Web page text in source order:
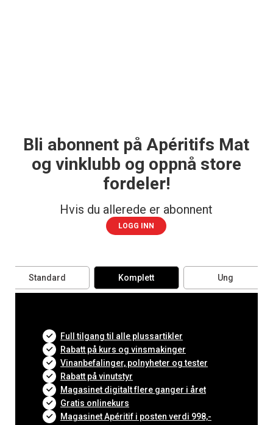
Bli abonnent på Apéritifs Mat
og vinklubb og oppnå store
fordeler!
Hvis du allerede er abonnent
LOGG INN
Standard Komplett Ung
Full tilgang til alle plussartikler
Rabatt på kurs og vinsmakinger
Vinanbefalinger, polnyheter og tester
Rabatt på vinutstyr
Magasinet digitalt flere ganger i året
Gratis onlinekurs
Magasinet Apéritif i posten verdi 998,-